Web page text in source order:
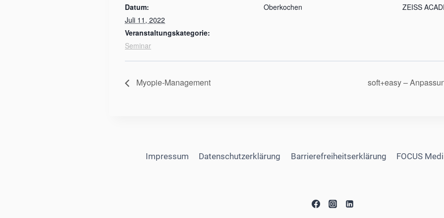
Datum:
Juli 11, 2022
Veranstaltungskategorie:
Seminar
Oberkochen ZEISS
Myopie-Management soft+easy –
Impressum Datenschutzerklärung Barrierefreiheitserklärung FOCUS